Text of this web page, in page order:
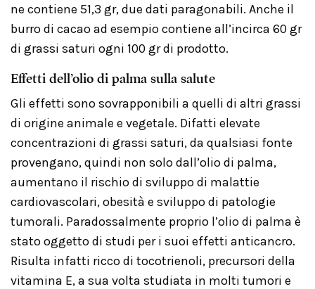
ne contiene 51,3 gr, due dati paragonabili. Anche il
burro di cacao ad esempio contiene all’incirca 60 gr
di grassi saturi ogni 100 gr di prodotto.
Effetti dell’olio di palma sulla salute
Gli effetti sono sovrapponibili a quelli di altri grassi
di origine animale e vegetale. Difatti elevate
concentrazioni di grassi saturi, da qualsiasi fonte
provengano, quindi non solo dall’olio di palma,
aumentano il rischio di sviluppo di malattie
cardiovascolari, obesità e sviluppo di patologie
tumorali. Paradossalmente proprio l’olio di palma è
stato oggetto di studi per i suoi effetti anticancro.
Risulta infatti ricco di tocotrienoli, precursori della
vitamina E, a sua volta studiata in molti tumori e